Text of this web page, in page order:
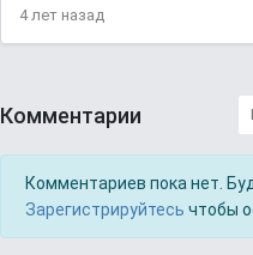
4 лет назад
Комментарии
Комментариев пока нет.
Зарегистрируйтесь чтобы